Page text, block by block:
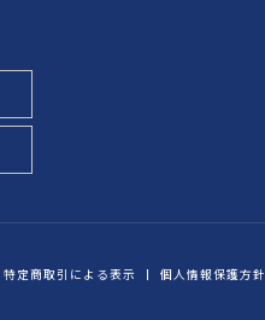
特定商取引による表示 個人情報保護方針